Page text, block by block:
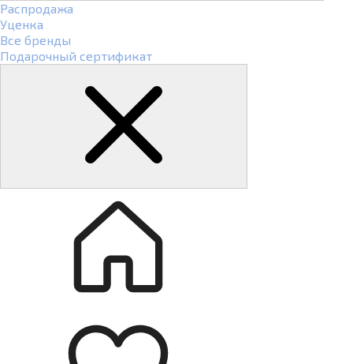
Распродажа
Уценка
Все бренды
Подарочный сертификат